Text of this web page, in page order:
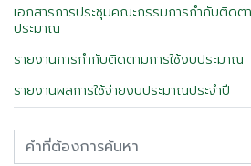
เอกสารการประชุมคณะกรรมการกำกับติดต
ประมาณ
รายงานการกำกับติดตามการใช้งบประมาณ
รายงานผลการใช้จ่ายงบประมาณประจำปี